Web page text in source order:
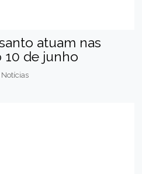
atuam nas
10 de junho